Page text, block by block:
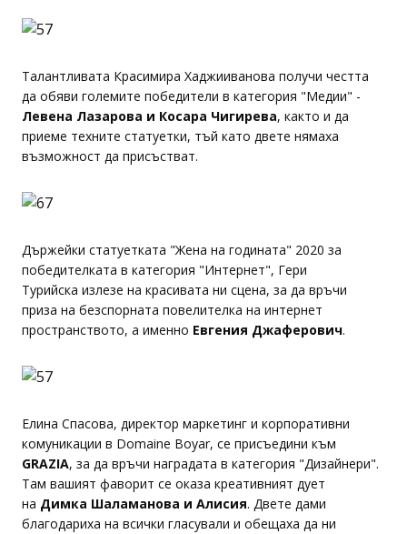
Талантливата Красимира Хаджииванова получи честта
да обяви големите победители в категория "Медии" -
Левена Лазарова и Косара Чигирева, както и да
приеме техните статуетки, тъй като двете нямаха
възможност да присъстват.
Държейки статуетката "Жена на годината" 2020 за
победителката в категория "Интернет", Гери
Турийска излезе на красивата ни сцена, за да връчи
приза на безспорната повелителка на интернет
пространството, а именно Евгения Джаферович.
Елина Спасова, директор маркетинг и корпоративни
комуникации в Domaine Boyar, се присъедини към
GRAZIA, за да връчи наградата в категория "Дизайнери".
Там вашият фаворит се оказа креативният дует
на Димка Шаламанова и Алисия. Двете дами
благодариха на всички гласували и обещаха да ни